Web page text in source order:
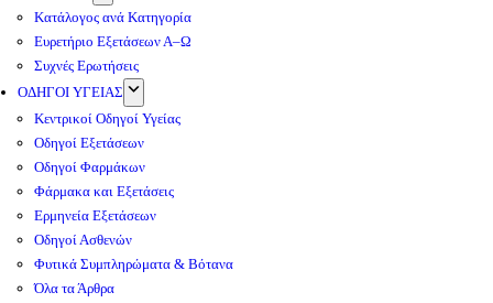
Κατάλογος ανά Κατηγορία
Ευρετήριο Εξετάσεων Α–Ω
Συχνές Ερωτήσεις
ΟΔΗΓΟΙ ΥΓΕΙΑΣ
Κεντρικοί Οδηγοί Υγείας
Οδηγοί Εξετάσεων
Οδηγοί Φαρμάκων
Φάρμακα και Εξετάσεις
Ερμηνεία Εξετάσεων
Οδηγοί Ασθενών
Φυτικά Συμπληρώματα & Βότανα
Όλα τα Άρθρα